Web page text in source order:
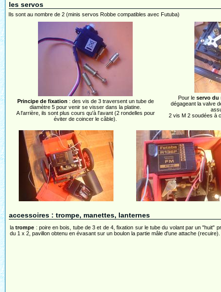
les servos
Ils sont au nombre de 2 (minis servos Robbe compatibles avec Futuba)
Principe de fixation : des vis de 3 traversent un tube de
diamètre 5 pour venir se visser dans la platine.
A l'arrière, ils sont plus cours qu'à l'avant (2 rondelles pour
éviter de coincer le câble).
Pour le servo du
dégageant la valve
2 vis M 2 soudées à
accessoires : trompe, manettes, lanternes
latrompe : poire en bois, tube de 3 et de 4, fixation sur le tube du volant par un "huit"
du 1 x 2, pavillon obtenu en évasant sur un boulon la partie mâle d'une attache (recuire).